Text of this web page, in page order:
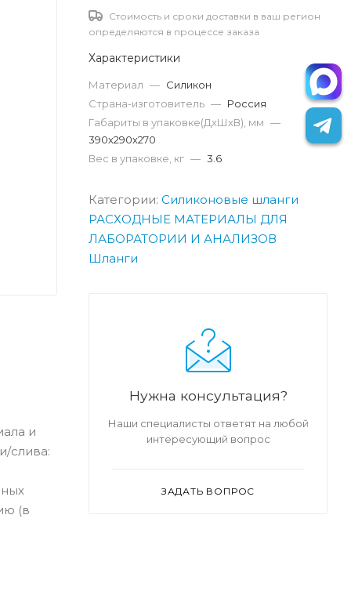
и
слива:
(в
Стоимость и сроки доставки в ваш регион
определяются в процессе заказа
Характеристики
Материал — Силикон
Страна-изготовитель — Россия
Габариты в упаковке(ДxШxВ), мм —
390х290х270
Вес в упаковке, кг — 3.6
Категории: Силиконовые шланги
РАСХОДНЫЕ МАТЕРИАЛЫ ДЛЯ
ЛАБОРАТОРИИ И АНАЛИЗОВ
Шланги
Нужна консультация?
Наши специалисты ответят на любой
интересующий вопрос
ЗАДАТЬ ВОПРОС